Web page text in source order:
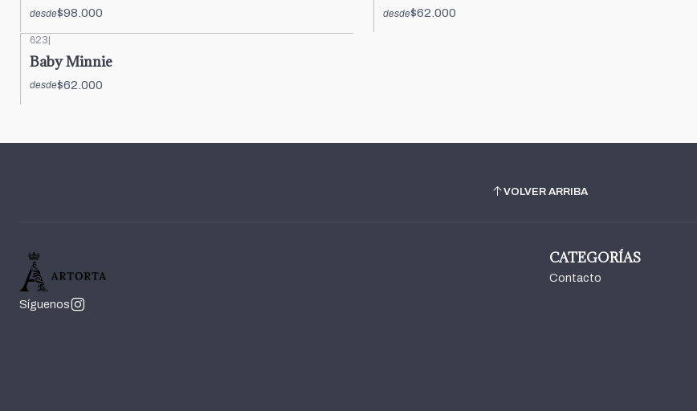
desde$98.000 desde$62.000
623
Baby Minnie
desde$62.000
VOLVER ARRIBA
Síguenos
CATEGORÍAS
Contacto